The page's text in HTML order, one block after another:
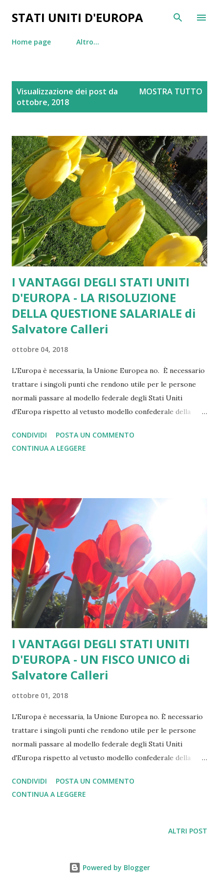
Passa ai contenuti principali
STATI UNITI D'EUROPA
Home page Altro…
Visualizzazione dei post da
ottobre, 2018
MOSTRA TUTTO
I VANTAGGI DEGLI STATI UNITI
D'EUROPA - LA RISOLUZIONE
DELLA QUESTIONE SALARIALE di
Salvatore Calleri
ottobre 04, 2018
L'Europa è necessaria, la Unione Europea no. È necessario
trattare i singoli punti che rendono utile per le persone
normali passare al modello federale degli Stati Uniti
d'Europa rispetto al vetusto modello confederale della
Europea, e prima di lei alla CECA, dobbiamo moltissimo... In
primis la Pace (premio Nobel 2012), ma l'Unione Europea
burocrazia oltre che poco sensibile sia ai diritti sociali che
ad una necessaria visione della sicurezza in tempi di mafia,
terrorismo e di criminalità di strada. Una Unione Europea il
cui peccato originale è stato quello di scegliere un modello
confederale invece che un modello federale. Eppure agli
albori il modello proposto dal gruppo di Ventotene, da
Churchill e da Schuman era proprio il modello federa...
CONDIVIDI
POSTA UN COMMENTO
CONTINUA A LEGGERE
I VANTAGGI DEGLI STATI UNITI
D'EUROPA - UN FISCO UNICO di
Salvatore Calleri
ottobre 01, 2018
L'Europa è necessaria, la Unione Europea no. È necessario
trattare i singoli punti che rendono utile per le persone
normali passare al modello federale degli Stati Uniti
d'Europa rispetto al vetusto modello confederale della
Europea, e prima di lei alla CECA, dobbiamo moltissimo... In
primis la Pace (premio Nobel 2012), ma l'Unione Europea
ad una necessaria visione della sicurezza in tempi di mafia,
CONDIVIDI
POSTA UN COMMENTO
CONTINUA A LEGGERE
ALTRI POST
Powered by Blogger